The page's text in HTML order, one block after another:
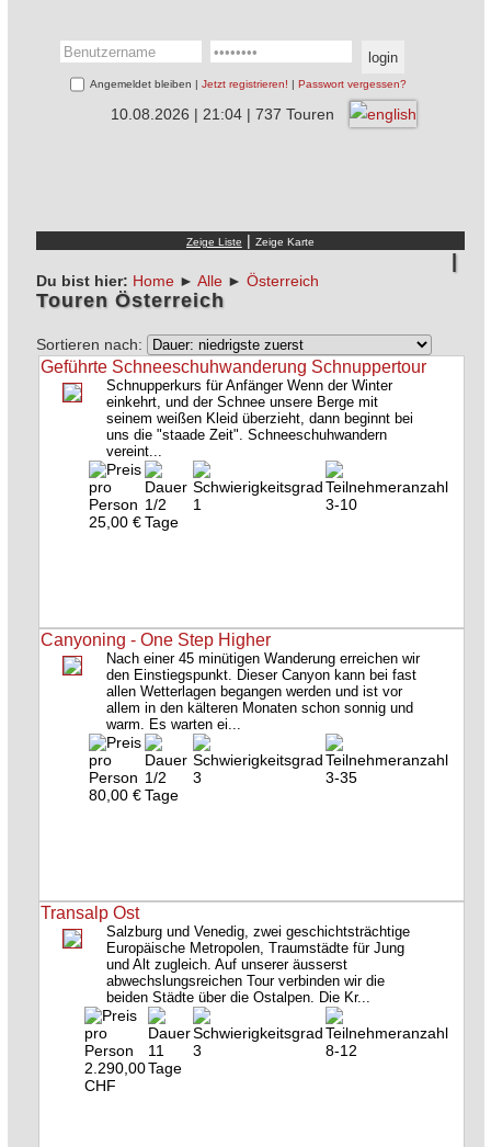
Angemeldet bleiben | Jetzt registrieren! | Passwort vergessen?
10.08.2026 | 21:04 | 737 Touren
|
Du bist hier: Home► Alle► Österreich
Touren Österreich
Sortieren nach:
Geführte Schneeschuhwanderung Schnuppertour
Schnupperkurs für Anfänger Wenn der Winter
einkehrt, und der Schnee unsere Berge mit
seinem weißen Kleid überzieht, dann beginnt bei
uns die "staade Zeit". Schneeschuhwandern
vereint...
25,00 €
1/2
Tage
1 3-10
Canyoning - One Step Higher
Nach einer 45 minütigen Wanderung erreichen wir
den Einstiegspunkt. Dieser Canyon kann bei fast
allen Wetterlagen begangen werden und ist vor
allem in den kälteren Monaten schon sonnig und
warm. Es warten ei...
80,00 €
1/2
Tage
3 3-35
Transalp Ost
Salzburg und Venedig, zwei geschichtsträchtige
Europäische Metropolen, Traumstädte für Jung
und Alt zugleich. Auf unserer äusserst
abwechslungsreichen Tour verbinden wir die
beiden Städte über die Ostalpen. Die Kr...
2.290,00
CHF
11
Tage
3 8-12